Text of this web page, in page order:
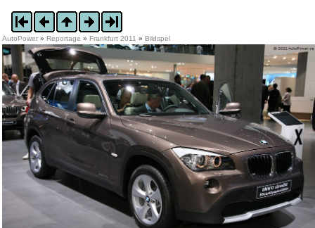
AutoPower » Reportage » Frankfurt 2011 » Bildspel